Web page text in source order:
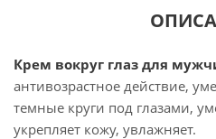
Крем вокруг глаз для
антивозрастное действие,
темные круги под глазами,
укрепляет кожу, увлажняет.